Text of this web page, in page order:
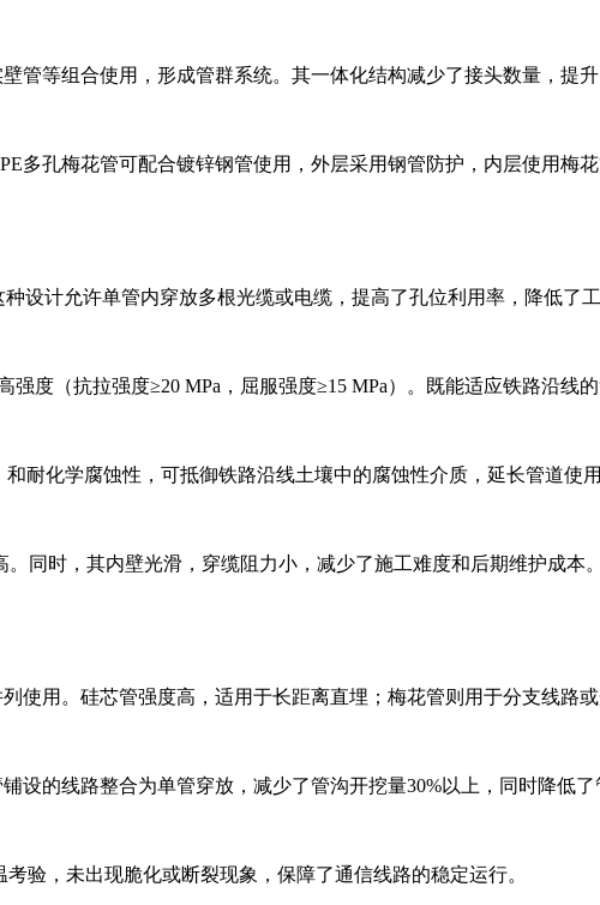
管等组合使用，形成管群系统。其一体化结构减少了接头数量，提
多孔梅花管可配合镀锌钢管使用，外层采用钢管防护，内层使用梅
设计允许单管内穿放多根光缆或电缆，提高了孔位利用率，降低了工
强度（抗拉强度≥20 MPa，屈服强度≥15 MPa）。既能适应铁路沿线
耐化学腐蚀性，可抵御铁路沿线土壤中的腐蚀性介质，延长管道使用
同时，其内壁光滑，穿缆阻力小，减少了施工难度和后期维护成本。
使用。硅芯管强度高，适用于长距离直埋；梅花管则用于分支线路
铺设的线路整合为单管穿放，减少了管沟开挖量30%以上，同时降低
验，未出现脆化或断裂现象，保障了通信线路的稳定运行。